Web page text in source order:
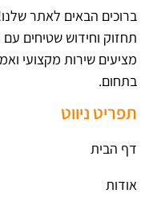
ברוכים הבאים לאתר שלנו!
תחזוק וחידוש שטיחים
מציעים שירות מקצועי
בתחום.
תפריט ניווט
דף הבית
אודות